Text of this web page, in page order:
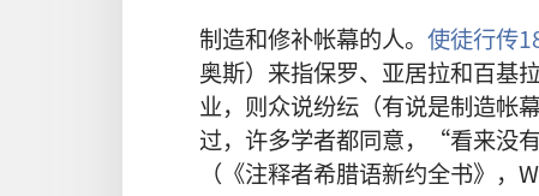
制造和修补帐幕的人。 使徒行传
奥斯）来指保罗、亚居拉和百基
业，则众说纷纭（有说是制造帐
过，许多学者都同意，“看来没
（《注释者希腊语新约全书》，